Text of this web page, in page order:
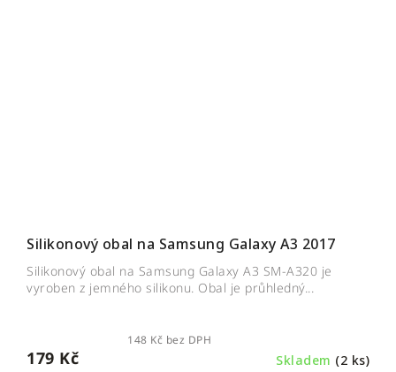
Silikonový obal na Samsung Galaxy A3 2017
Skladem (2 ks)
148 Kč bez DPH
179 Kč
Silikonový obal na Samsung Galaxy A3 SM-A320 je
vyroben z jemného silikonu. Obal je průhledný...